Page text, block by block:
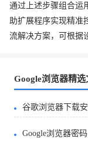
通过上述步骤组合运
助扩展程序实现精准
流解决方案，可根据
Google浏览器精选
谷歌浏览器下载
Google浏览器密